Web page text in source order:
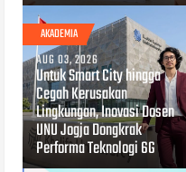
AKADEMIA
AUG 03, 2026
Untuk Smart City hingga
Cegah Kerusakan
Lingkungan, Inovasi Dosen
UNU Jogja Dongkrak
Performa Teknologi 6G